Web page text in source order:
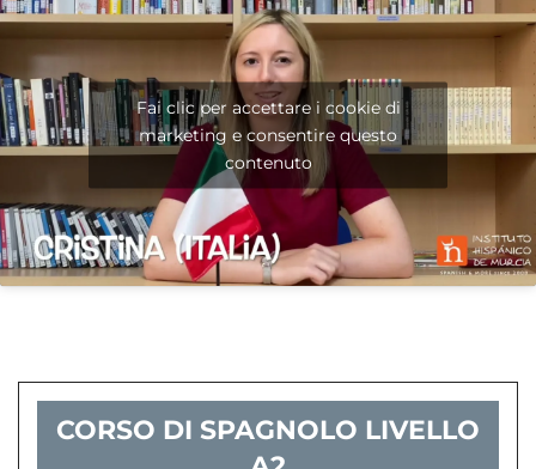
Fai clic per accettare i cookie di
marketing e consentire questo
contenuto
CORSO DI SPAGNOLO LIVELLO